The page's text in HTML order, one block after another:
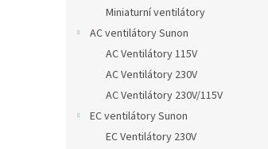
Miniaturní ventilátory
AC ventilátory Sunon
AC Ventilátory 115V
AC Ventilátory 230V
AC Ventilátory 230V/115V
EC ventilátory Sunon
EC Ventilátory 230V